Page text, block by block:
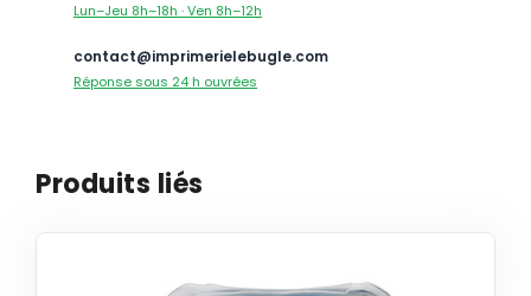
Lun–Jeu 8h–18h · Ven 8h–12h
contact@imprimerielebugle.com
Réponse sous 24 h ouvrées
Produits liés